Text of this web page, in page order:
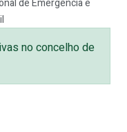
de Emergência e
no concelho de